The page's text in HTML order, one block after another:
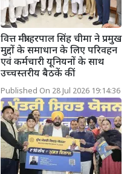
वित्त मंत्री हरपाल सिंह चीमा ने प्रमुख
मुद्दों के समाधान के लिए परिवहन
एवं कर्मचारी यूनियनों के साथ
उच्चस्तरीय बैठकें कीं
Published On 28 Jul 2026 19:14:36